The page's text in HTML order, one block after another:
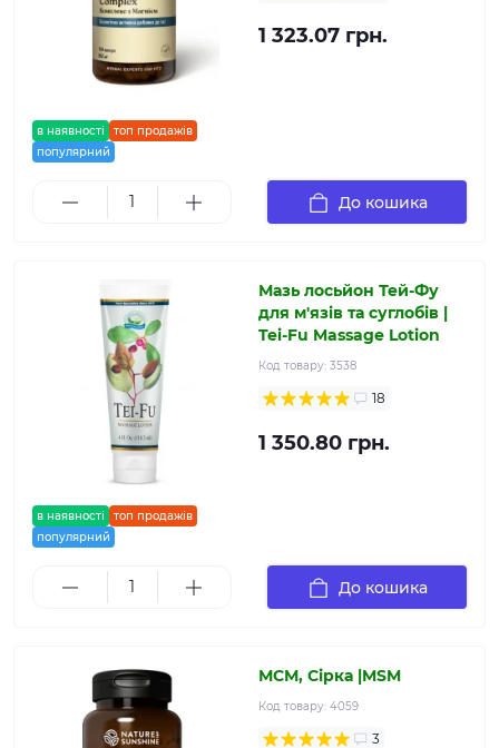
в наявності
топ продажів
популярний
1 323.07 грн.
До кошика
в наявності
топ продажів
популярний
Мазь лосьйон Тей-Фу
для м'язів та суглобів |
Tei-Fu Massage Lotion
Код товару: 3538
18
1 350.80 грн.
До кошика
МСМ, Сірка |MSM
Код товару: 4059
3